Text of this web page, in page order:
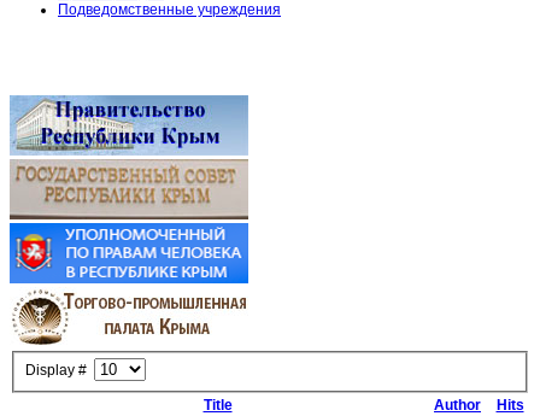
Подведомственные учреждения
Display #
Title Author
Hits